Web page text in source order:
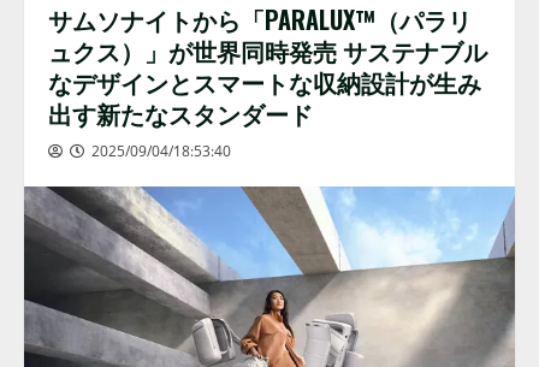
サムソナイトから「PARALUX™（パラリ
ュクス）」が世界同時発売 サステナブル
なデザインとスマートな収納設計が生み
出す新たなスタンダード
2025/09/04/18:53:40